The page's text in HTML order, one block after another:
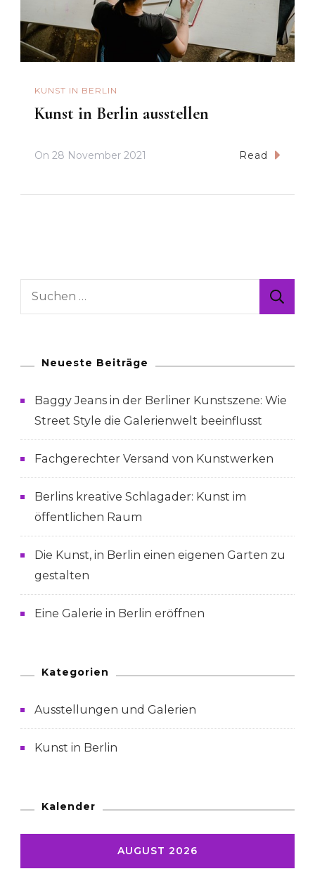
KUNST IN BERLIN
Kunst in Berlin ausstellen
On 28 November 2021 Read
Suche
Neueste Beiträge
Baggy Jeans in der Berliner Kunstszene: Wie
Street Style die Galerienwelt beeinflusst
Fachgerechter Versand von Kunstwerken
Berlins kreative Schlagader: Kunst im
öffentlichen Raum
Die Kunst, in Berlin einen eigenen Garten zu
gestalten
Eine Galerie in Berlin eröffnen
Kategorien
Ausstellungen und Galerien
Kunst in Berlin
Kalender
AUGUST 2026